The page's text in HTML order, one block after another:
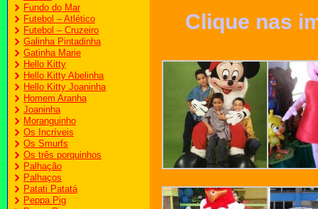
Fundo do Mar
Futebol – Atlético
Futebol – Cruzeiro
Galinha Pintadinha
Gatinha Marie
Hello Kitty
Hello Kitty Abelinha
Hello Kitty Joaninha
Homem Aranha
Joaninha
Moranguinho
Os Incríveis
Os Smurfs
Os três porquinhos
Palhação
Palhaços
Patati Patatá
Peppa Pig
Clique nas